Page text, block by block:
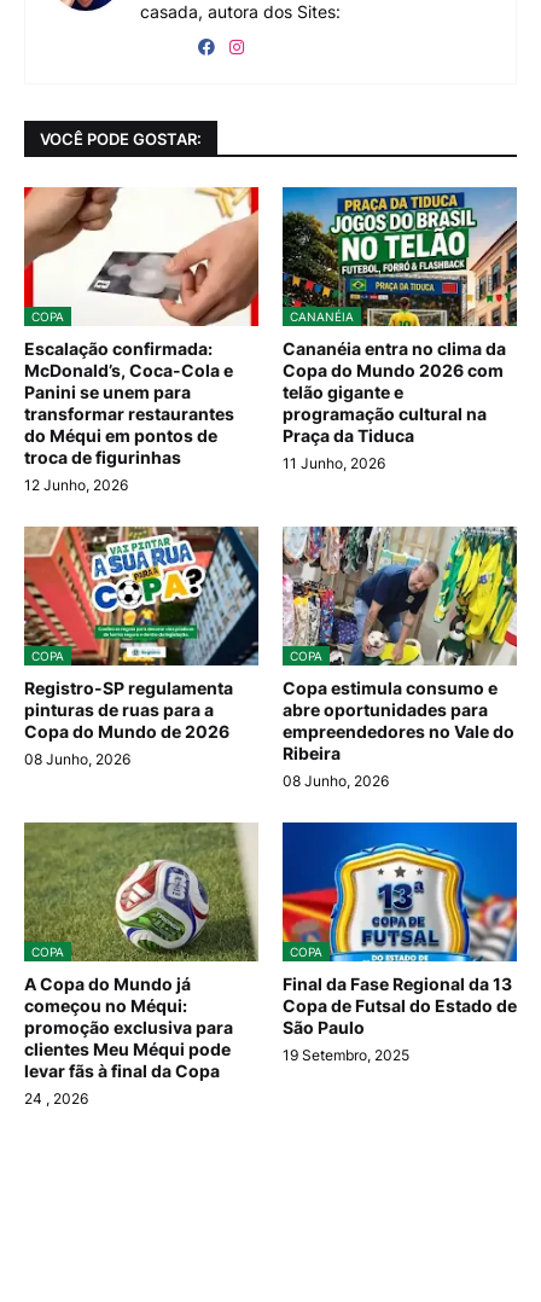
casada, autora dos Sites:
VOCÊ PODE GOSTAR:
COPA
Escalação confirmada:
McDonald’s, Coca-Cola e
Panini se unem para
transformar restaurantes
do Méqui em pontos de
troca de figurinhas
12 Junho, 2026
CANANÉIA
Cananéia entra no clima da
Copa do Mundo 2026 com
telão gigante e
programação cultural na
Praça da Tiduca
11 Junho, 2026
COPA
Registro-SP regulamenta
pinturas de ruas para a
Copa do Mundo de 2026
08 Junho, 2026
COPA
Copa estimula consumo e
abre oportunidades para
empreendedores no Vale do
Ribeira
08 Junho, 2026
COPA
A Copa do Mundo já
começou no Méqui:
promoção exclusiva para
clientes Meu Méqui pode
levar fãs à final da Copa
24 , 2026
COPA
Final da Fase Regional da 13
Copa de Futsal do Estado de
São Paulo
19 Setembro, 2025